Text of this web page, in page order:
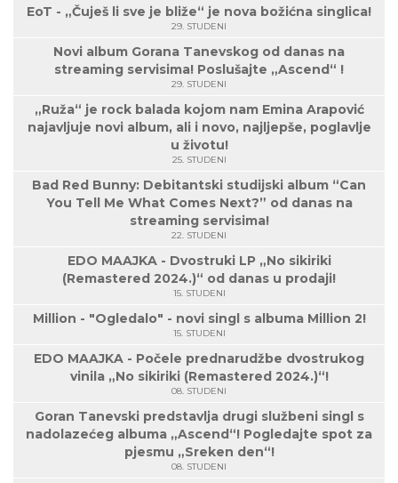
EoT - „Čuješ li sve je bliže“ je nova božićna singlica!
29. STUDENI
Novi album Gorana Tanevskog od danas na
streaming servisima! Poslušajte „Ascend“ !
29. STUDENI
„Ruža“ je rock balada kojom nam Emina Arapović
najavljuje novi album, ali i novo, najljepše, poglavlje
u životu!
25. STUDENI
Bad Red Bunny: Debitantski studijski album “Can
You Tell Me What Comes Next?” od danas na
streaming servisima!
22. STUDENI
EDO MAAJKA - Dvostruki LP „No sikiriki
(Remastered 2024.)“ od danas u prodaji!
15. STUDENI
Million - "Ogledalo" - novi singl s albuma Million 2!
15. STUDENI
EDO MAAJKA - Počele prednarudžbe dvostrukog
vinila „No sikiriki (Remastered 2024.)“!
08. STUDENI
Goran Tanevski predstavlja drugi službeni singl s
nadolazećeg albuma „Ascend“! Pogledajte spot za
pjesmu „Sreken den“!
08. STUDENI